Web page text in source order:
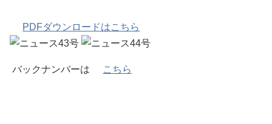
PDFダウンロードはこちら
バックナンバーは こちら